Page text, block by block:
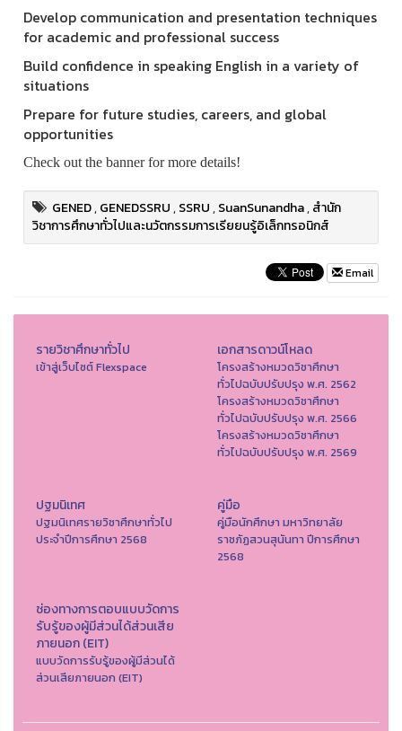
Develop communication and presentation techniques
for academic and professional success
Build confidence in speaking English in a variety of
situations
Prepare for future studies, careers, and global
opportunities
Check out the banner for more details!
GENED,GENEDSSRU,SSRU,SuanSunandha,สำนัก
วิชาการศึกษาทั่วไปและนวัตกรรมการเรียยนรู้อิเล็กทรอนิกส์
Email
รายวิชาศึกษาทั่วไป
เข้าสู่เว็บไซต์ Flexspace
เอกสารดาวน์โหลด
โครงสร้างหมวดวิชาศึกษา
ทั่วไปฉบับปรับปรุง พ.ศ. 2562
โครงสร้างหมวดวิชาศึกษา
ทั่วไปฉบับปรับปรุง พ.ศ. 2566
โครงสร้างหมวดวิชาศึกษา
ทั่วไปฉบับปรับปรุง พ.ศ. 2569
ปฐมนิเทศ
ปฐมนิเทศรายวิชาศึกษาทั่วไป
ประจำปีการศึกษา 2568
คู่มือ
คู่มือนักศึกษา มหาวิทยาลัย
ราชภัฏสวนสุนันทา ปีการศึกษา
2568
ช่องทางการตอบแบบวัดการ
รับรู้ของผู้มีส่วนได้ส่วนเสีย
ภายนอก (EIT)
แบบวัดการรับรู้ของผู้มีส่วนได้
ส่วนเสียภายนอก (EIT)